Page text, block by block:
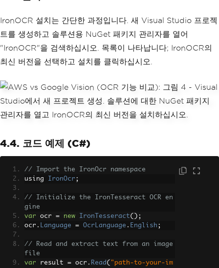
IronOCR 설치는 간단한 과정입니다. 새 Visual Studio 프로젝
트를 생성하고 솔루션용 NuGet 패키지 관리자를 열어
"IronOCR"을 검색하십시오. 목록이 나타납니다; IronOCR의
최신 버전을 선택하고 설치를 클릭하십시오.
4.4. 코드 예제 (C#)
// Import the IronOcr namespace
using IronOcr ;
// Initialize the IronTesseract OCR en
gine
var ocr = new IronTesseract();
ocr . Language = OcrLanguage . English ;
// Read and extract text from an image
file
var result = ocr . Read ( "path-to-your-im